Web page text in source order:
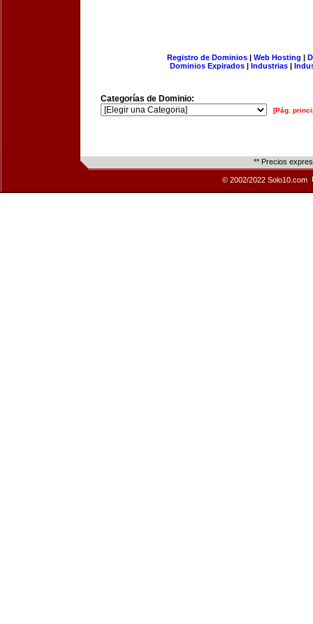
Registro de Dominios| Web Hosting |
Dominios Expirados | Industrias |
Categorías de Dominio:
[Pág.
** Precios
© 2002/2022 Solo10.com